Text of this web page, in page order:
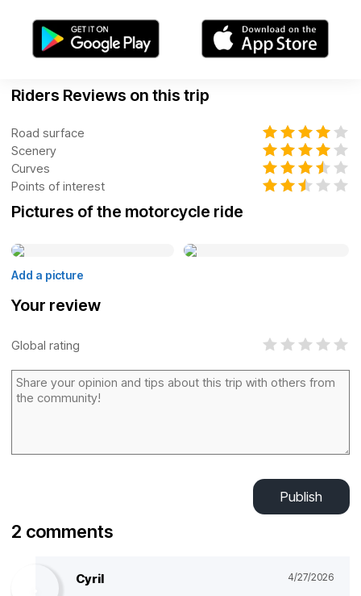
Riders Reviews on this trip
Road surface
Scenery
Curves
Points of interest
Pictures of the motorcycle ride
Add a picture
Your review
Global rating
Publish
2 comments
Cyril 4/27/2026